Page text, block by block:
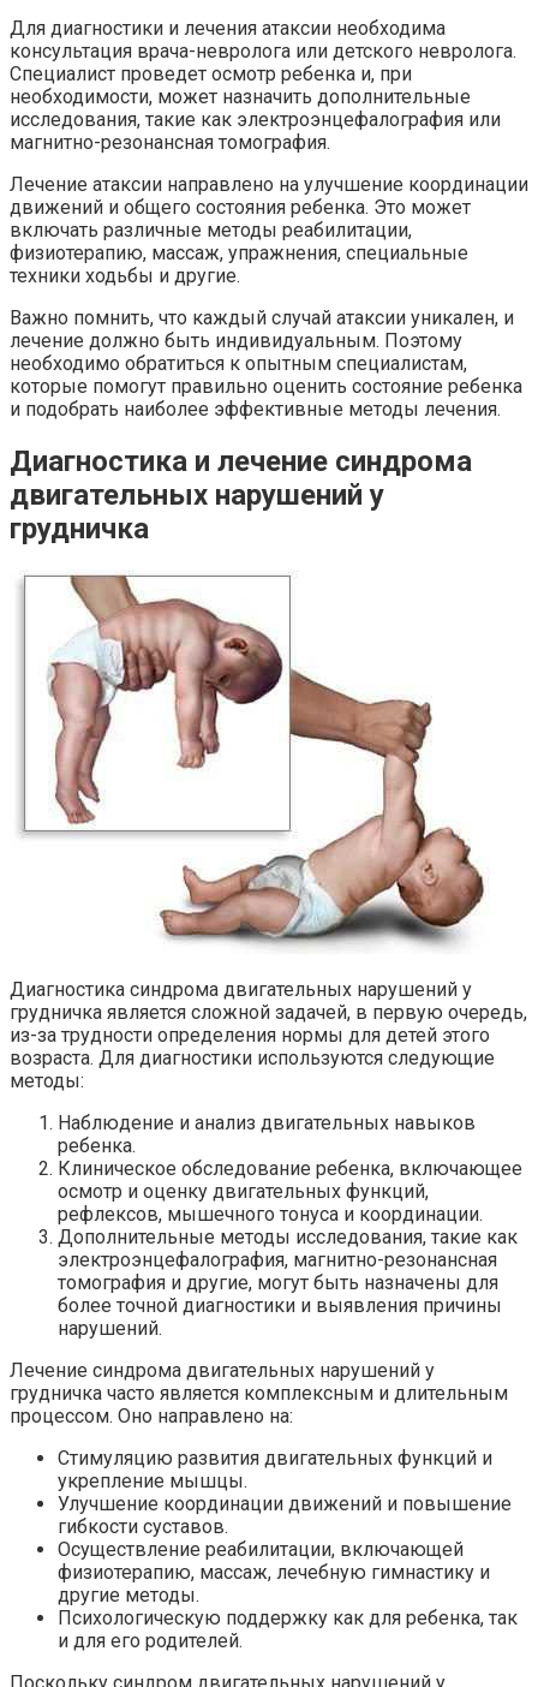
Для диагностики и лечения атаксии необходима
консультация врача-невролога или детского невролога.
Специалист проведет осмотр ребенка и, при
необходимости, может назначить дополнительные
исследования, такие как электроэнцефалография или
магнитно-резонансная томография.
Лечение атаксии направлено на улучшение координации
движений и общего состояния ребенка. Это может
включать различные методы реабилитации,
физиотерапию, массаж, упражнения, специальные
техники ходьбы и другие.
Важно помнить, что каждый случай атаксии уникален, и
лечение должно быть индивидуальным. Поэтому
необходимо обратиться к опытным специалистам,
которые помогут правильно оценить состояние ребенка
и подобрать наиболее эффективные методы лечения.
Диагностика и лечение синдрома
двигательных нарушений у
грудничка
Диагностика синдрома двигательных нарушений у
грудничка является сложной задачей, в первую очередь,
из-за трудности определения нормы для детей этого
возраста. Для диагностики используются следующие
методы:
Наблюдение и анализ двигательных навыков
ребенка.
Клиническое обследование ребенка, включающее
осмотр и оценку двигательных функций,
рефлексов, мышечного тонуса и координации.
Дополнительные методы исследования, такие как
электроэнцефалография, магнитно-резонансная
томография и другие, могут быть назначены для
более точной диагностики и выявления причины
нарушений.
Лечение синдрома двигательных нарушений у
грудничка часто является комплексным и длительным
процессом. Оно направлено на:
Стимуляцию развития двигательных функций и
укрепление мышцы.
Улучшение координации движений и повышение
гибкости суставов.
Осуществление реабилитации, включающей
физиотерапию, массаж, лечебную гимнастику и
другие методы.
Психологическую поддержку как для ребенка, так
и для его родителей.